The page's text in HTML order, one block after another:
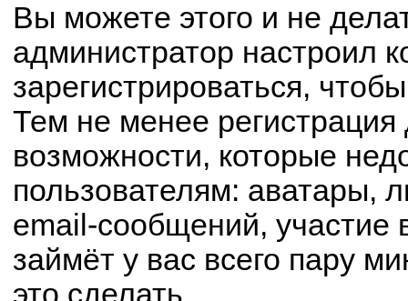
Вы можете этого и не
администратор настроил
зарегистрироваться,
Тем не менее
возможности, которые
пользователям: аватары,
email-сообщений, участие
займёт у вас всего пару
это сделать.